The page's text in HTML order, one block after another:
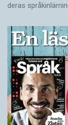
deras